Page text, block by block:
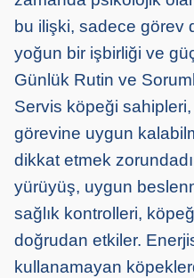
bu ilişki, sadece görev
yoğun bir işbirliği ve
Günlük Rutin ve
Servis köpeği sahipleri,
görevine uygun
dikkat etmek
yürüyüş, uygun
sağlık kontrolleri,
doğrudan etkiler.
kullanamayan